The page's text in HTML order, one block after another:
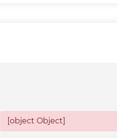
[object Object]
Aylık Taksit Tutarı
11.368,42 TL